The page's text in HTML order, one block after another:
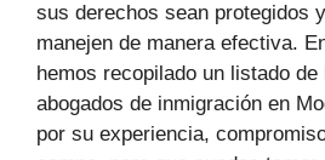
sus derechos sean protegidos
manejen de manera efectiva.
hemos recopilado un listado de
abogados de inmigración en
por su experiencia,